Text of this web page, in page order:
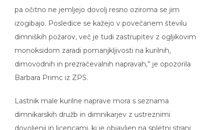
pa očitno ne jemljejo dovolj resno oziroma se jim
izogibajo. Posledice se kažejo v povečanem številu
dimniških požarov, več je tudi zastrupitev z ogljikovim
monoksidom zaradi pomanjkljivosti na kurilnih,
dimovodnih in prezračevalnih napravah,” je opozorila
Barbara Primc iz ZPS.
dimnikarskih družb in dimnikarjev z ustreznimi
dovoljenji in licencami, ki je objavljen na spletni strani